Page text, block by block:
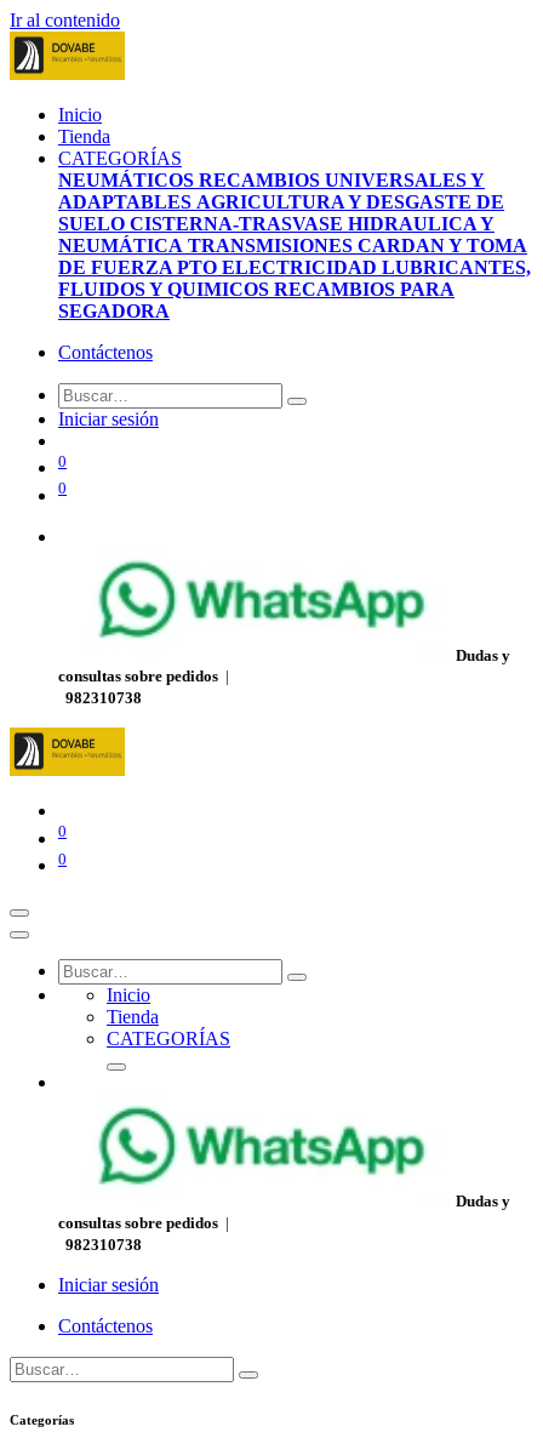
Ir al contenido
Inicio
Tienda
CATEGORÍAS
NEUMÁTICOS RECAMBIOS UNIVERSALES Y
ADAPTABLES AGRICULTURA Y DESGASTE DE
SUELO CISTERNA-TRASVASE HIDRAULICA Y
NEUMÁTICA TRANSMISIONES CARDAN Y TOMA
DE FUERZA PTO ELECTRICIDAD LUBRICANTES,
FLUIDOS Y QUIMICOS RECAMBIOS PARA
SEGADORA
Contáctenos
Iniciar sesión
0
0
Dudas y
consultas sobre pedidos |
982310738
0
0
Inicio
Tienda
CATEGORÍAS
Dudas y
consultas sobre pedidos |
982310738
Iniciar sesión
Contáctenos
Categorías